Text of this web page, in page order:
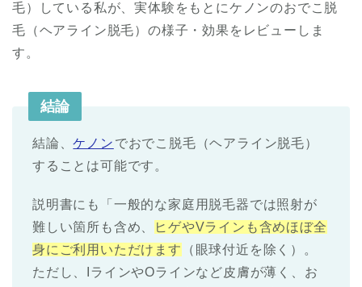
毛）している私が、実体験をもとにケノンのおでこ脱
毛（ヘアライン脱毛）の様子・効果をレビューしま
す。
結論
結論、ケノン でおでこ脱毛（ヘアライン脱毛）
することは可能です。
説明書にも「一般的な家庭用脱毛器では照射が
難しい箇所も含め、
ヒゲやVラインも含めほぼ全
身にご利用いただけます
（眼球付近を除く）。
ただし、IラインやOラインなど皮膚が薄く、お